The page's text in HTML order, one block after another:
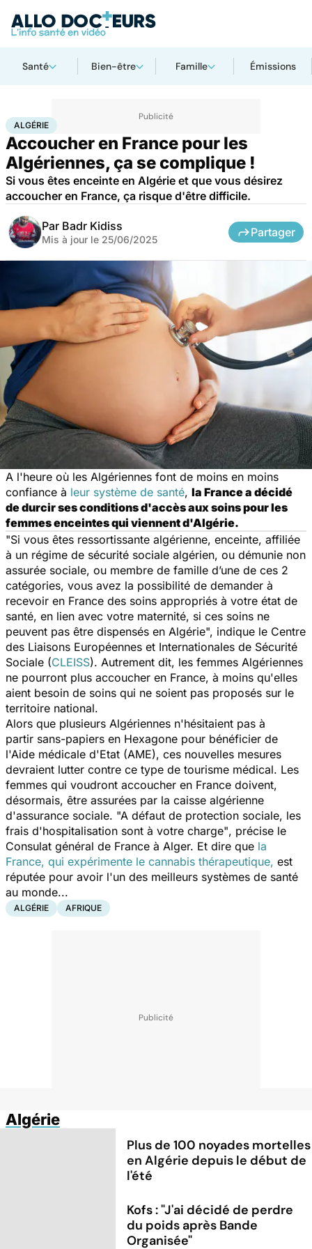
Santé Bien-être Famille Émissions
AccueilSanté
ALGÉRIE
Accoucher en France pour les
Algériennes, ça se complique !
Si vous êtes enceinte en Algérie et que vous désirez
accoucher en France, ça risque d'être difficile.
Par Badr Kidiss
Mis à jour le 25/06/2025
Partager
A l'heure où les Algériennes font de moins en moins
confiance à leur système de santé, la France a décidé
de durcir ses conditions d'accès aux soins pour les
femmes enceintes qui viennent d'Algérie.
"Si vous êtes ressortissante algérienne, enceinte, affiliée
à un régime de sécurité sociale algérien, ou démunie non
assurée sociale, ou membre de famille d’une de ces 2
catégories, vous avez la possibilité de demander à
recevoir en France des soins appropriés à votre état de
santé, en lien avec votre maternité, si ces soins ne
peuvent pas être dispensés en Algérie", indique le Centre
des Liaisons Européennes et Internationales de Sécurité
Sociale (CLEISS). Autrement dit, les femmes Algériennes
ne pourront plus accoucher en France, à moins qu'elles
aient besoin de soins qui ne soient pas proposés sur le
territoire national.
Alors que plusieurs Algériennes n'hésitaient pas à
partir sans-papiers en Hexagone pour bénéficier de
l'Aide médicale d'Etat (AME), ces nouvelles mesures
devraient lutter contre ce type de tourisme médical. Les
femmes qui voudront accoucher en France doivent,
désormais, être assurées par la caisse algérienne
d'assurance sociale. "A défaut de protection sociale, les
frais d'hospitalisation sont à votre charge", précise le
Consulat général de France à Alger. Et dire que la
France, qui expérimente le cannabis thérapeutique, est
réputée pour avoir l'un des meilleurs systèmes de santé
au monde...
ALGÉRIE AFRIQUE
Algérie
Plus de 100 noyades mortelles
en Algérie depuis le début de
l'été
Kofs : "J'ai décidé de perdre
du poids après Bande
Organisée"